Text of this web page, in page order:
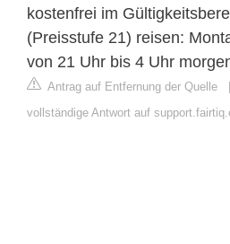
kostenfrei im
(Preisstufe 21) reisen:
von 21 Uhr bis 4 Uhr
Antrag auf Entfernung der Quelle
vollständige Antwort auf